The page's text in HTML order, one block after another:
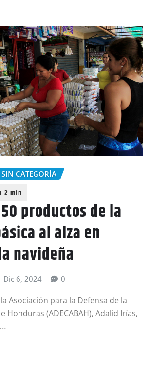
SIN CATEGORÍA
productos de la
al alza en
navideña
Dic 6, 2024 0
Asociación para la Defensa de la
Honduras (ADECABAH), Adalid Irías,